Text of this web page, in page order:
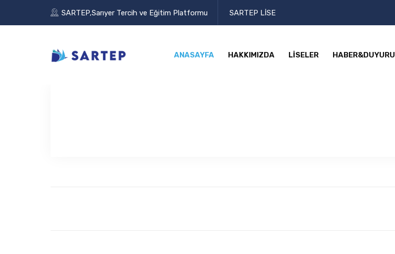
SARTEP,Sarıyer Tercih ve Eğitim Platformu SARTEP LİSE
ANASAYFA HAKKIMIZDA LİSELER HABER&DUYURU